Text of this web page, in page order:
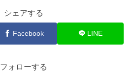
シェアする
Facebook LINE
フォローする